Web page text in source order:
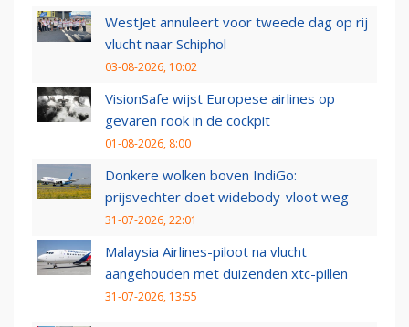
WestJet annuleert voor tweede dag op rij
vlucht naar Schiphol
03-08-2026, 10:02
VisionSafe wijst Europese airlines op
gevaren rook in de cockpit
01-08-2026, 8:00
Donkere wolken boven IndiGo:
prijsvechter doet widebody-vloot weg
31-07-2026, 22:01
Malaysia Airlines-piloot na vlucht
aangehouden met duizenden xtc-pillen
31-07-2026, 13:55